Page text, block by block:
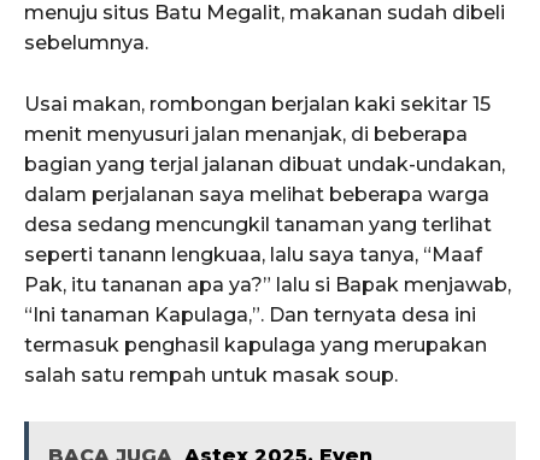
menuju situs Batu Megalit, makanan sudah dibeli
sebelumnya.
Usai makan, rombongan berjalan kaki sekitar 15
menit menyusuri jalan menanjak, di beberapa
bagian yang terjal jalanan dibuat undak-undakan,
dalam perjalanan saya melihat beberapa warga
desa sedang mencungkil tanaman yang terlihat
seperti tanann lengkuaa, lalu saya tanya, “Maaf
Pak, itu tananan apa ya?” lalu si Bapak menjawab,
“Ini tanaman Kapulaga,”. Dan ternyata desa ini
termasuk penghasil kapulaga yang merupakan
salah satu rempah untuk masak soup.